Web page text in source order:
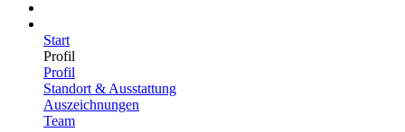
Start
Profil
Profil
Standort & Ausstattung
Auszeichnungen
Team